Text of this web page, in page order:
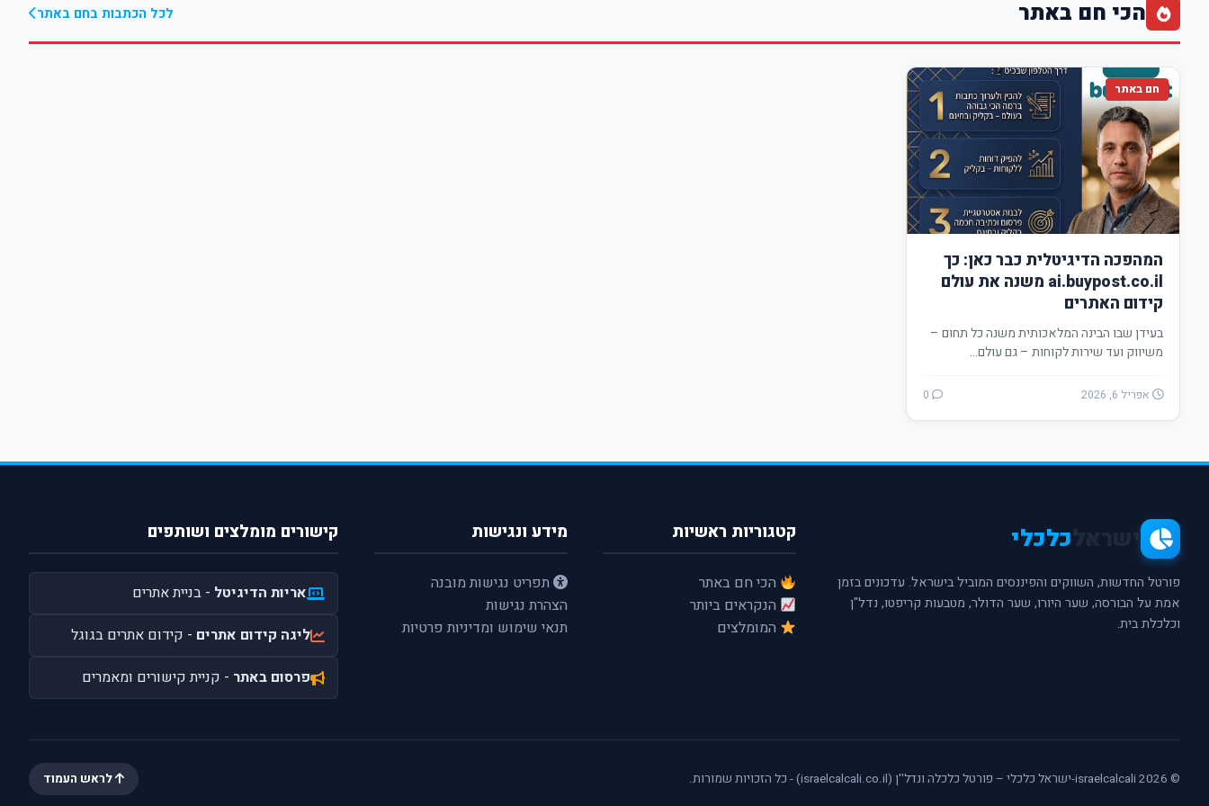
הכי חם באתר לכל הכתבות בחם באתר
חם באתר
המהפכה הדיגיטלית כבר כאן: כך
ai.buypost.co.il משנה את עולם
קידום האתרים
בעידן שבו הבינה המלאכותית משנה כל תחום –
משיווק ועד שירות לקוחות – גם עולם…
אפריל 6, 2026
כלכלי
פורטל החדשות, השווקים והפיננסים המוביל בישראל. עדכונים בזמן
אמת על הבורסה, שער היורו, שער הדולר, מטבעות קריפטו, נדל"ן
וכלכלת בית.
קטגוריות ראשיות
הכי חם באתר
הנקראים ביותר
המומלצים
מידע ונגישות
תפריט נגישות מובנה
הצהרת נגישות
תנאי שימוש ומדיניות פרטיות
קישורים מומלצים ושותפים
אריות הדיגיטל - בניית אתרים
ליגה קידום אתרים - קידום אתרים בגוגל
פרסום באתר - קניית קישורים ומאמרים
© 2026 israelcalcali-ישראל כלכלי – פורטל כלכלה ונדל''ן (israelcalcali.co.il) - כל הזכויות שמורות. לראש העמוד